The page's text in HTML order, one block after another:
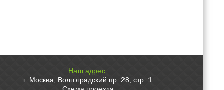
Наш адрес:
г. Москва, Волгоградский пр. 28, стр. 1